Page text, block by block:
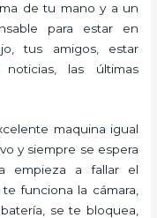
de tu mano y a un
para estar en
tus amigos, estar
las últimas
maquina igual
y siempre se espera
empieza a fallar el
funciona la cámara,
se te bloquea,